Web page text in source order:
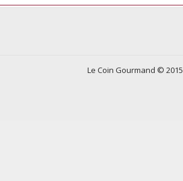
Le Coin Gourmand © 2015